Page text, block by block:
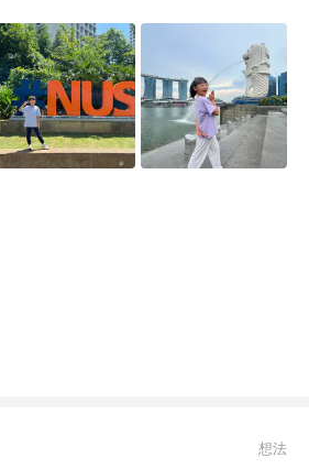
娃真的太棒了，我都佩服她🤣
想法